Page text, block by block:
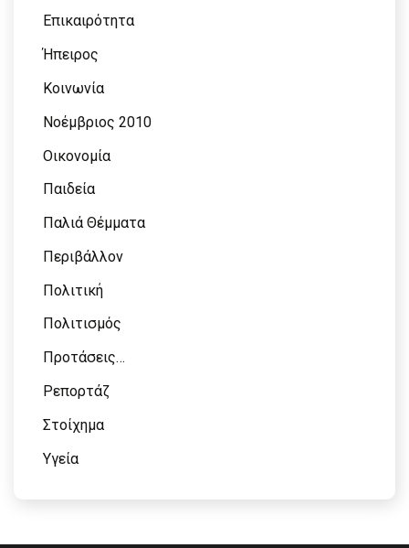
Επικαιρότητα
Ήπειρος
Κοινωνία
Νοέμβριος 2010
Οικονομία
Παιδεία
Παλιά Θέμματα
Περιβάλλον
Πολιτική
Πολιτισμός
Προτάσεις…
Ρεπορτάζ
Στοίχημα
Υγεία